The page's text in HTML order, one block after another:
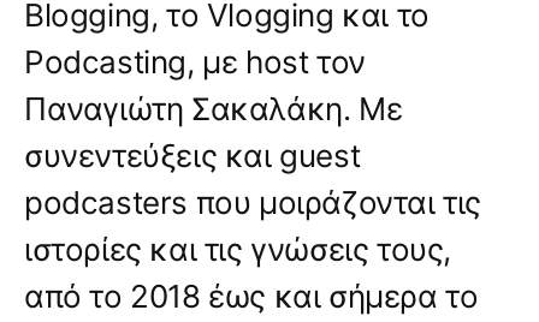
Blogging, το Vlogging και το
Podcasting, με host τον
Παναγιώτη Σακαλάκη. Με
συνεντεύξεις και guest
podcasters που μοιράζονται τις
ιστορίες και τις γνώσεις τους,
από το 2018 έως και σήμερα το